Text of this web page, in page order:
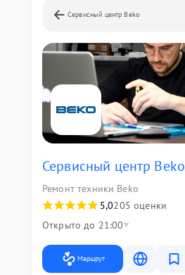
Сервисный центр Beko
Сервисный центр Beko
Ремонт техники Beko
5,0205 оценки
Открыто до 21:00
Маршрут